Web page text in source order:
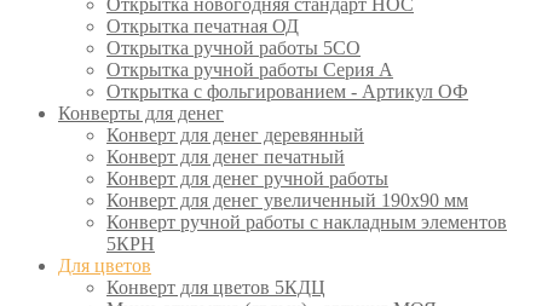
Открытка новогодняя стандарт НОС
Открытка печатная ОД
Открытка ручной работы 5СО
Открытка ручной работы Серия А
Открытка с фольгированием - Артикул ОФ
Конверты для денег
Конверт для денег деревянный
Конверт для денег печатный
Конверт для денег ручной работы
Конверт для денег увеличенный 190х90 мм
Конверт ручной работы с накладным элементов
5КРН
Для цветов
Конверт для цветов 5КДЦ